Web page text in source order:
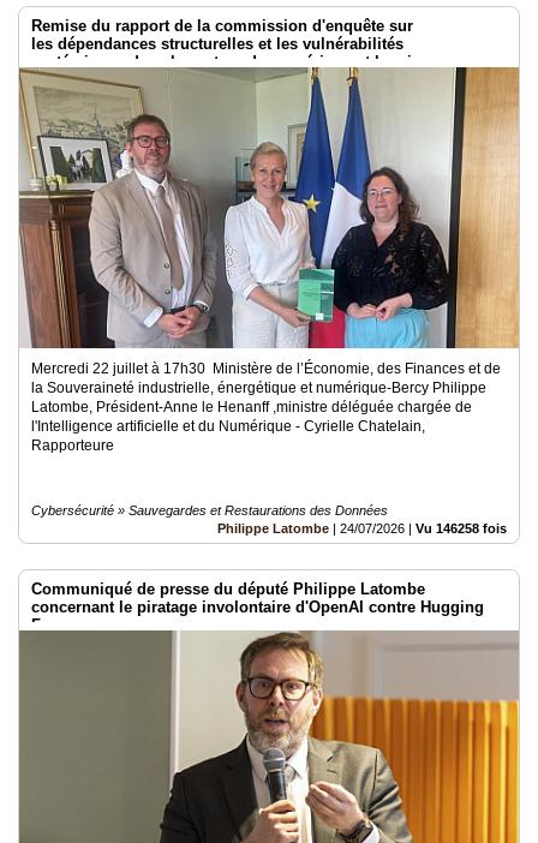
Agenda
Gazette
Vidéos
Médias
du
groupe
Blogs
Prémium
Inscription
annuaire
Accès
éditeur
Remise du rapport de la commission d'enquête sur
les dépendances structurelles et les vulnérabilités
systémiques dans le secteur du numérique et les risques pour
l’indépendance de la France
Mercredi 22 juillet à 17h30 Ministère de l’Économie, des Finances et de
la Souveraineté industrielle, énergétique et numérique-Bercy Philippe
Latombe, Président-Anne le Henanff ,ministre déléguée chargée de
l'Intelligence artificielle et du Numérique - Cyrielle Chatelain,
Rapporteure
Cybersécurité » Sauvegardes et Restaurations des Données
Philippe Latombe | 24/07/2026 | Vu 146258 fois
Communiqué de presse du député Philippe Latombe
concernant le piratage involontaire d'OpenAI contre Hugging
Face